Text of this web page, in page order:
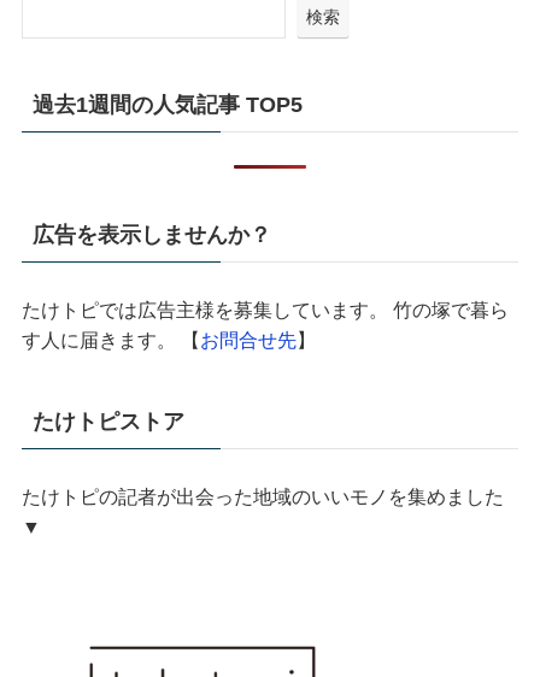
検索
過去1週間の人気記事 TOP5
広告を表示しませんか？
たけトピでは広告主様を募集しています。 竹の塚で暮ら
す人に届きます。 【お問合せ先】
たけトピストア
たけトピの記者が出会った地域のいいモノを集めました
▼